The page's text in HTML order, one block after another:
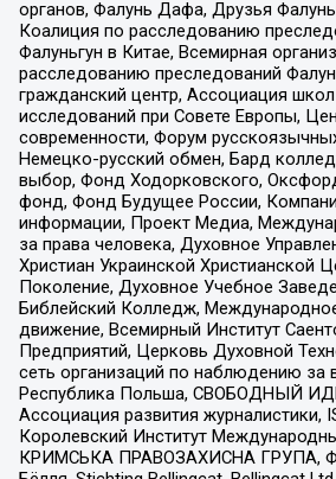
органов, Фалунь Дафа, Друзья
Коалиция по расследованию
Фалуньгун в Китае, Всемирная
расследованию преследований
гражданский центр, Ассоциация
исследований при Совете Европы,
современности, Форум
Немецко-русский обмен, Бард
выбор, Фонд Ходорковского,
фонд, Фонд Будущее России,
информации, Проект Медиа,
за права человека, Духовное
Христиан Украинской Христианской
Поколение, Духовное Учебное
Библейский Колледж,
движение, Всемирный Институт
Предприятий, Церковь Духовной
сеть организаций по наблюдению за
Республика Польша, СВОБОДНЫЙ
Ассоциация развития журналистики,
Королевский Институт
КРИМСЬКА ПРАВОЗАХИСНА ГРУПА,